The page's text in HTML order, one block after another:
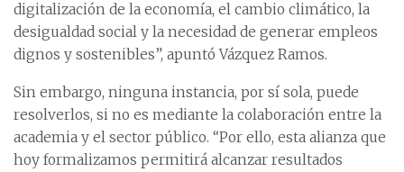
digitalización de la economía, el cambio climático, la
desigualdad social y la necesidad de generar empleos
dignos y sostenibles”, apuntó Vázquez Ramos.
Sin embargo, ninguna instancia, por sí sola, puede
resolverlos, si no es mediante la colaboración entre la
academia y el sector público. “Por ello, esta alianza que
hoy formalizamos permitirá alcanzar resultados